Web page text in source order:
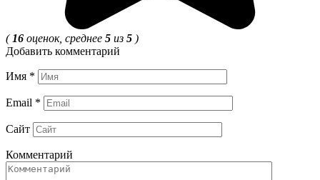
(16 оценок, среднее 5 из 5 )
Добавить комментарий
Имя *
Email *
Сайт
Комментарий